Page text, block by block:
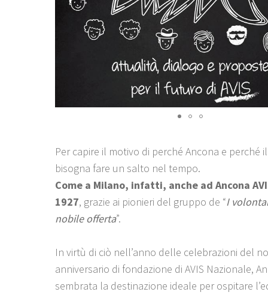
Per capire il motivo di perché Ancona e perché
bisogna fare un salto nel tempo.
Come a Milano, infatti, anche ad Ancona
1927, grazie ai pionieri del gruppo de “I
nobile offerta”.
In virtù di ciò nell’anno delle celebrazioni del
anniversario di fondazione di AVIS Nazionale,
sembrata la destinazione ideale per ospitare